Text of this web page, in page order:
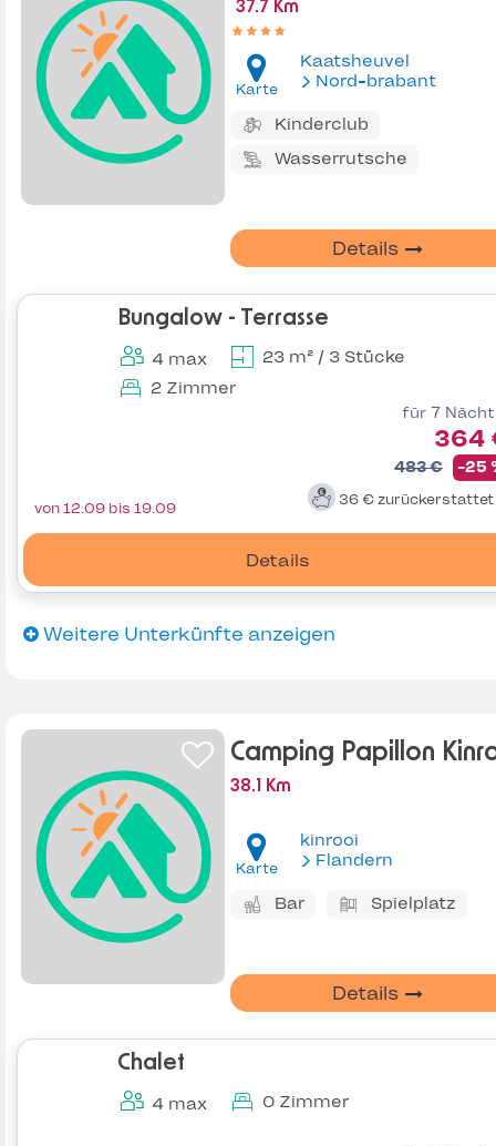
37.7 Km
Karte
Kaatsheuvel
Nord-brabant
Kinderclub
Wasserrutsche
Details
Bungalow - Terrasse
4 max
23 m² / 3 Stücke
2 Zimmer
für 7
364
483 € -25
36 € zurückerstattet
Details
von 12.09 bis 19.09
Weitere Unterkünfte anzeigen
Camping Papillon
38.1 Km
Karte
kinrooi
Flandern
Bar Spielplatz
Details
Chalet
4 max 0 Zimmer